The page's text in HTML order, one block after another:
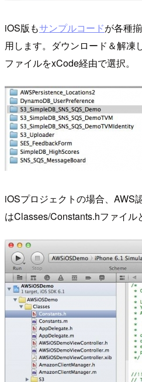
iOS版もサンプルコードが各種
用します。ダウンロード＆解凍
ファイルをxCode経由で選択。
iOSプロジェクトの場合、AWS
はClasses/Constants.hファイル